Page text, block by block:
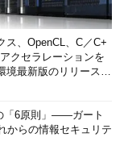
ス、OpenCL、C／C+
クセラレーションを
境最新版のリリースを
「6原則」――ガート
からの情報セキュリテ